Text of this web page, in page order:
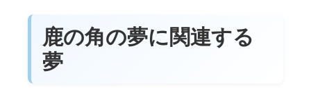
鹿の角の夢に関連する
夢